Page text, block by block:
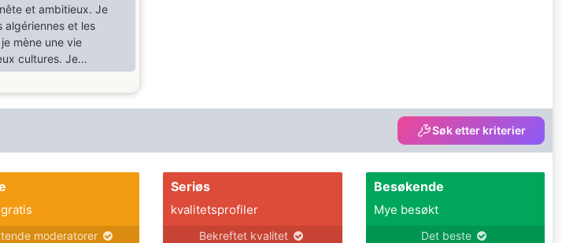
et ambitieux. Je
algériennes et les
mène une vie
cultures. Je
sérieuse
soit en Algérie ou en
ensemble une
Søk etter kriterier
moderatorer
Seriøs
kvalitetsprofiler
Bekreftet kvalitet
Besøkende
Mye besøkt
Det beste